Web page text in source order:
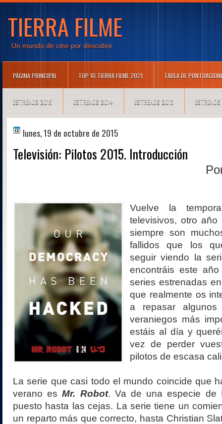
TIERRA FILME
Un mundo de cine por descubrir
PÁGINA PRINCIPAL TOP 10 TIERRA FILME 2021 TABLA DE
ESTRENOS 2015 ESTRENOS 2014 ESTRENOS 2013
lunes, 19 de octubre de 2015
Televisión: Pilotos 2015. Introducción
Vuelve la
televisivos, otro
siempre son
fallidos que los
seguir viendo la
encontráis este
series estrenadas
que realmente os
a repasar
veraniegos más
estáis al día y
vez de perder
pilotos de escasa
La serie que casi todo el mundo coincide que
verano esMr. Robot. Va de una especie de
puesto hasta las cejas. La serie tiene un
un reparto más que correcto, hasta Christian